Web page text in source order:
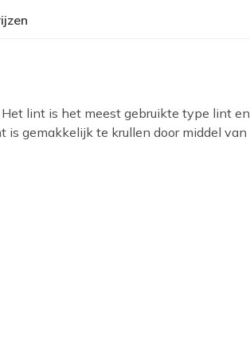
lint is het meest gebruikte type lint en
is gemakkelijk te krullen door middel van